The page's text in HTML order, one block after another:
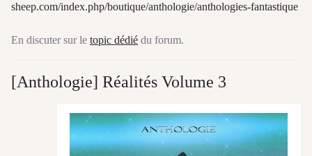
sheep.com/index.php/boutique/anthologie/anthologies-fantastique
En discuter sur le topic dédié du forum.
[Anthologie] Réalités Volume 3